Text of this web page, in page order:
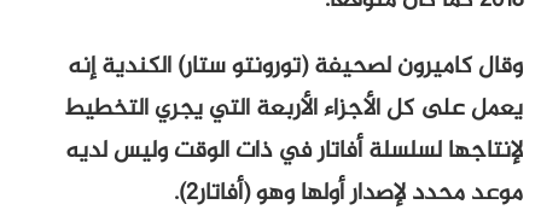
وقال كاميرون لصحيفة (تورونتو ستار) الكندية إنه
يعمل على كل الأجزاء الأربعة التي يجري التخطيط
لإنتاجها لسلسلة أفاتار في ذات الوقت وليس لديه
موعد محدد لإصدار أولها وهو (أفاتار2).